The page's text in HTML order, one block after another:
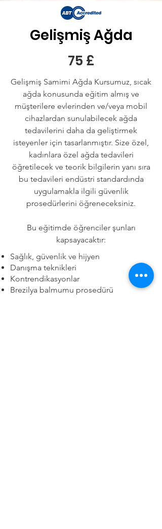
Gelişmiş Ağda
75 £
Gelişmiş Samimi Ağda Kursumuz, sıcak
ağda konusunda eğitim almış ve
müşterilere evlerinden ve/veya mobil
cihazlardan sunulabilecek ağda
tedavilerini daha da geliştirmek
isteyenler için tasarlanmıştır. Size özel,
kadınlara özel ağda tedavileri
öğretilecek ve teorik bilgilerin yanı sıra
bu tedavileri endüstri standardında
uygulamakla ilgili güvenlik
prosedürlerini öğreneceksiniz.
Bu eğitimde öğrenciler şunları
kapsayacaktır:
Sağlık, güvenlik ve hijyen
Danışma teknikleri
Kontrendikasyonlar
Brezilya balmumu prosedürü